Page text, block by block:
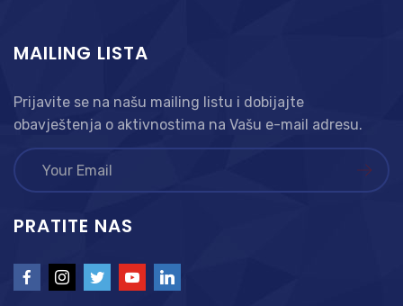
MAILING LISTA
Prijavite se na našu mailing listu i dobijajte
obavještenja o aktivnostima na Vašu e-mail adresu.
PRATITE NAS